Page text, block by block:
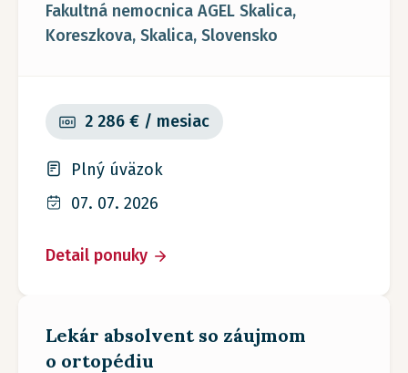
Fakultná nemocnica AGEL Skalica,
Koreszkova, Skalica, Slovensko
Plný úväzok
2 286 € / mesiac
Detail ponuky
07. 07. 2026
Lekár absolvent so záujmom
o ortopédiu